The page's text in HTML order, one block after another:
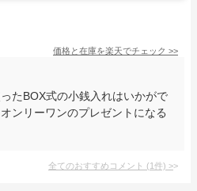
価格と在庫を楽天でチェック >>
たBOX式の小銭入れはいかがで
ンリーワンのプレゼントになる
全てのおすすめコメント (1件) >